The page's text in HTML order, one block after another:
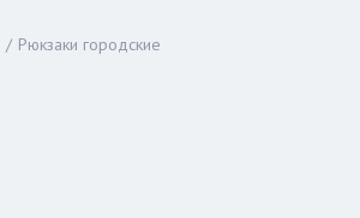
Рюкзаки городские